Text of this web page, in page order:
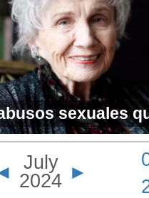
sexuales
Nobel de
empañan su
July
2024 ►